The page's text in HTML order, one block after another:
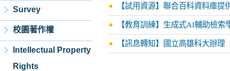
Survey
校園著作權
Intellectual Property
Rights
【試用資源】聯合百科資料庫提
【教育訓練】生成式AI輔助檢索
【訊息轉知】國立高雄科大辦